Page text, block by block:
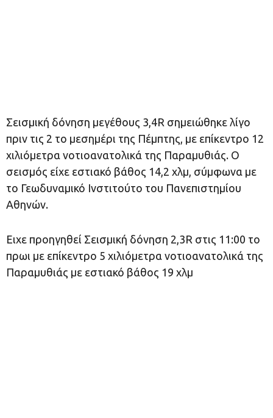
Σεισμική δόνηση μεγέθους 3,4R σημειώθηκε λίγο
πριν τις 2 το μεσημέρι της Πέμπτης, με επίκεντρο 12
χιλιόμετρα νοτιοανατολικά της Παραμυθιάς. Ο
σεισμός είχε εστιακό βάθος 14,2 χλμ, σύμφωνα με
το Γεωδυναμικό Ινστιτούτο του Πανεπιστημίου
Αθηνών.
Ειχε προηγηθεί Σεισμική δόνηση 2,3R στις 11:00 το
πρωι με επίκεντρο 5 χιλιόμετρα νοτιοανατολικά της
Παραμυθιάς με εστιακό βάθος 19 χλμ